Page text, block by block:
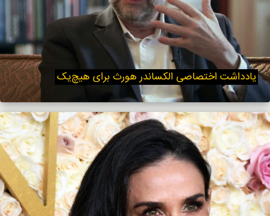
یادداشت اختصاصی الکساندر هورث برای هیچ‌یک